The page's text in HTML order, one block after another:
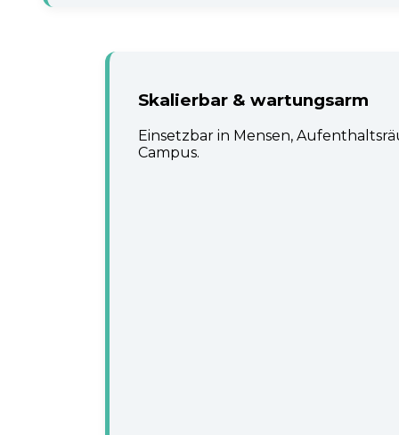
Skalierbar & wartungsarm
Einsetzbar in Mensen,
Campus.